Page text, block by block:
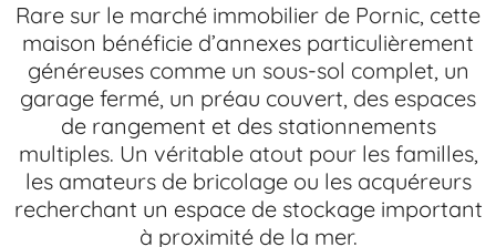
Rare sur le marché immobilier de Pornic, cette
maison bénéficie d’annexes particulièrement
généreuses comme un sous-sol complet, un
garage fermé, un préau couvert, des espaces
de rangement et des stationnements
multiples. Un véritable atout pour les familles,
les amateurs de bricolage ou les acquéreurs
recherchant un espace de stockage important
à proximité de la mer.